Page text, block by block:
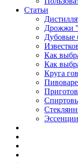
Статьи
Дрожжи
Дубовые
Как
Как
Круга
Эссенции